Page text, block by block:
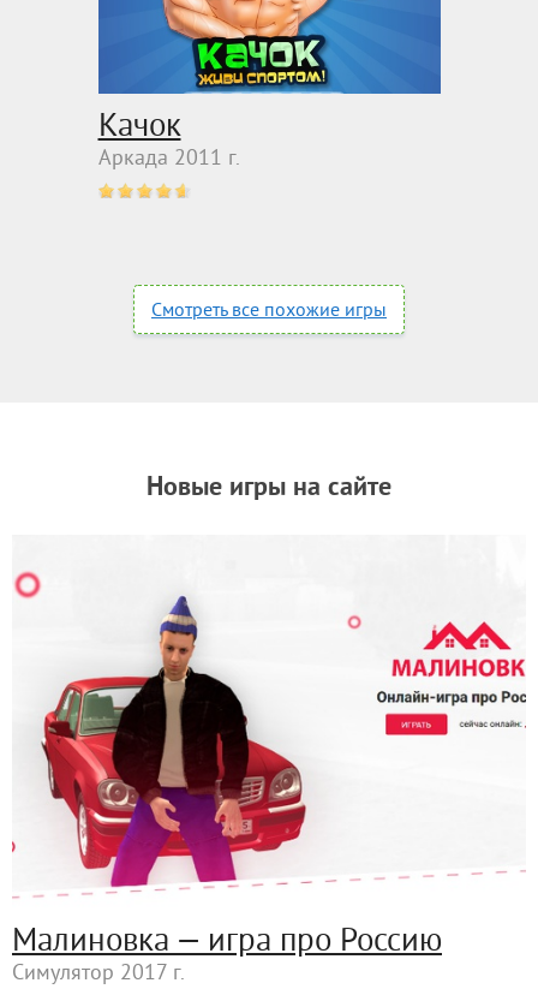
Качок
Аркада 2011 г.
Смотреть все похожие игры
Новые игры на сайте
Малиновка — игра про Россию
Симулятор 2017 г.